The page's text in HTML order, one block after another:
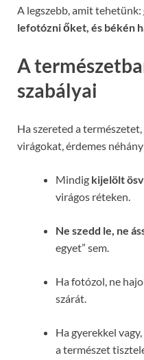
A legszebb, amit tehetünk:
lefotózni őket, és békén
A
szabályai
Ha szereted a
virágokat, érdemes
Mindig kijelölt
virágos réteken.
Ne szedd le, ne
egyet” sem.
Ha fotózol, ne
szárát.
Ha gyerekkel
a természet